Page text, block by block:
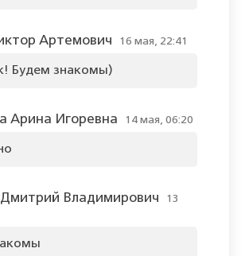
Артемович 16 мая, 22:41
Будем знакомы)
Арина Игоревна 14 мая, 06:20
Владимирович
13